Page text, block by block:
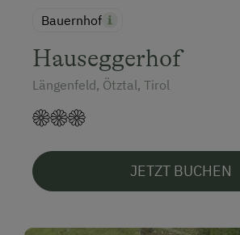
Bauernhof
Hauseggerhof
Längenfeld, Ötztal, Tirol
JETZT BUCHEN